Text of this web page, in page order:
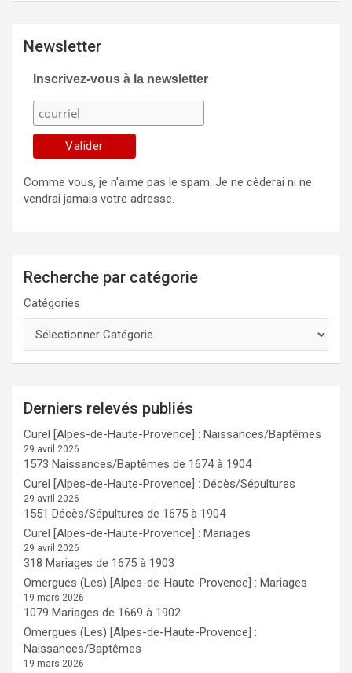
Newsletter
Inscrivez-vous à la newsletter
Comme vous, je n'aime pas le spam. Je ne cèderai ni ne
vendrai jamais votre adresse.
Recherche par catégorie
Catégories
Derniers relevés publiés
Curel [Alpes-de-Haute-Provence] : Naissances/Baptêmes
29 avril 2026
1573 Naissances/Baptêmes de 1674 à 1904
Curel [Alpes-de-Haute-Provence] : Décès/Sépultures
29 avril 2026
1551 Décès/Sépultures de 1675 à 1904
Curel [Alpes-de-Haute-Provence] : Mariages
29 avril 2026
318 Mariages de 1675 à 1903
Omergues (Les) [Alpes-de-Haute-Provence] : Mariages
19 mars 2026
1079 Mariages de 1669 à 1902
Omergues (Les) [Alpes-de-Haute-Provence] :
Naissances/Baptêmes
19 mars 2026